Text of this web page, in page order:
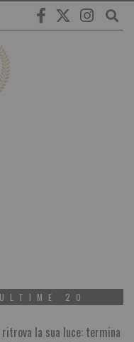
20
ritrova la sua luce: termina